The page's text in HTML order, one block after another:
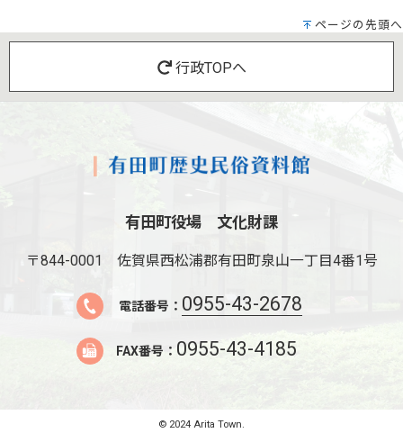
ページの先頭へ
行政TOPへ
有田町役場 文化財課
〒844-0001 佐賀県西松浦郡有田町泉山一丁目4番1号
電話番号： 0955-43-2678
FAX番号： 0955-43-4185
© 2024 Arita Town.